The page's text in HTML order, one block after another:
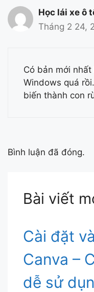
Học lái xe ô
Tháng 2 24,
Có bản mới nhất
Windows quá
biến thành con
Bình luận đã đóng.
Bài viết
Cài đặt
Canva –
dễ sử